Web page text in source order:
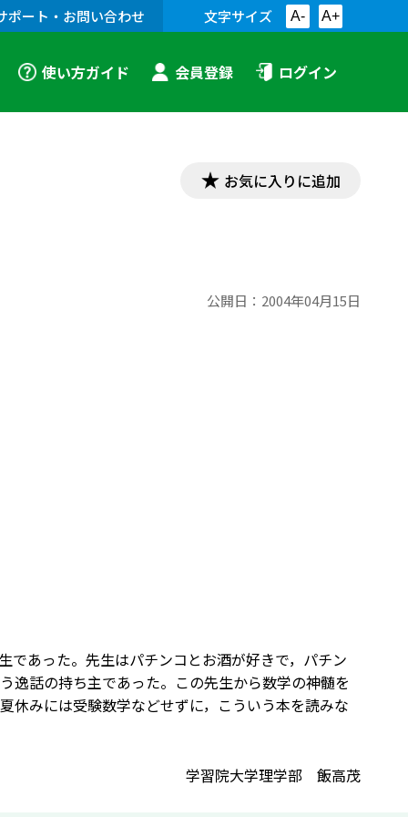
ポート・お問い合わせ 文字サイズ A- A+
使い方ガイド 会員登録 ログイン
お気に入りに追加
公開日： 2004年04月15日
であった。先生はパチンコとお酒が好きで，パチン
逸話の持ち主であった。この先生から数学の神髄を
休みには受験数学などせずに，こういう本を読みな
学習院大学理学部 飯高茂